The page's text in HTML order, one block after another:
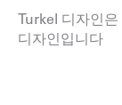
Turkel 디자인은
디자인입니다